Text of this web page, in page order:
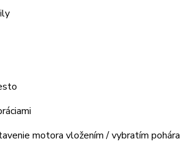
motora vložením / vybratím pohára